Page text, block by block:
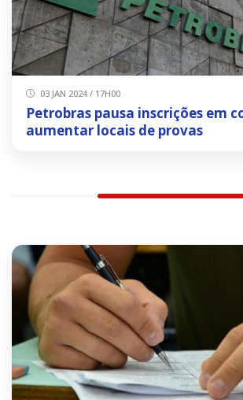
03 JAN 2024 / 17H00
Petrobras pausa inscrições em
aumentar locais de provas